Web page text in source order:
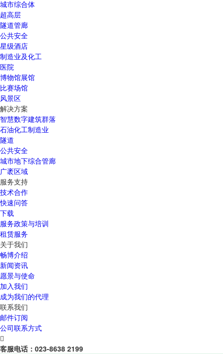
城市综合体
超高层
隧道管廊
公共安全
星级酒店
制造业及化工
医院
博物馆展馆
比赛场馆
风景区
解决方案
智慧数字建筑群落
石油化工制造业
隧道
公共安全
城市地下综合管廊
广袤区域
服务支持
技术合作
快速问答
下载
服务政策与培训
租赁服务
关于我们
畅博介绍
新闻资讯
愿景与使命
加入我们
成为我们的代理
联系我们
邮件订阅
公司联系方式

客服电话： 023-8638 2199